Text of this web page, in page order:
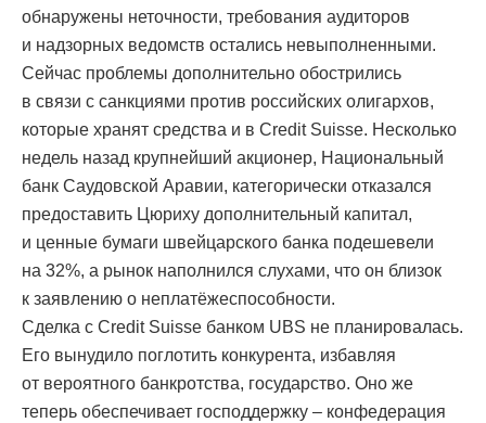
обнаружены неточности, требования аудиторов
и надзорных ведомств остались невыполненными.
Сейчас проблемы дополнительно обострились
в связи с санкциями против российских олигархов,
которые хранят средства и в Credit Suisse. Несколько
недель назад крупнейший акционер, Национальный
банк Саудовской Аравии, категорически отказался
предоставить Цюриху дополнительный капитал,
и ценные бумаги швейцарского банка подешевели
на 32%, а рынок наполнился слухами, что он близок
к заявлению о неплатёжеспособности.
Сделка с Credit Suisse банком UBS не планировалась.
Его вынудило поглотить конкурента, избавляя
от вероятного банкротства, государство. Оно же
теперь обеспечивает господдержку – конфедерация